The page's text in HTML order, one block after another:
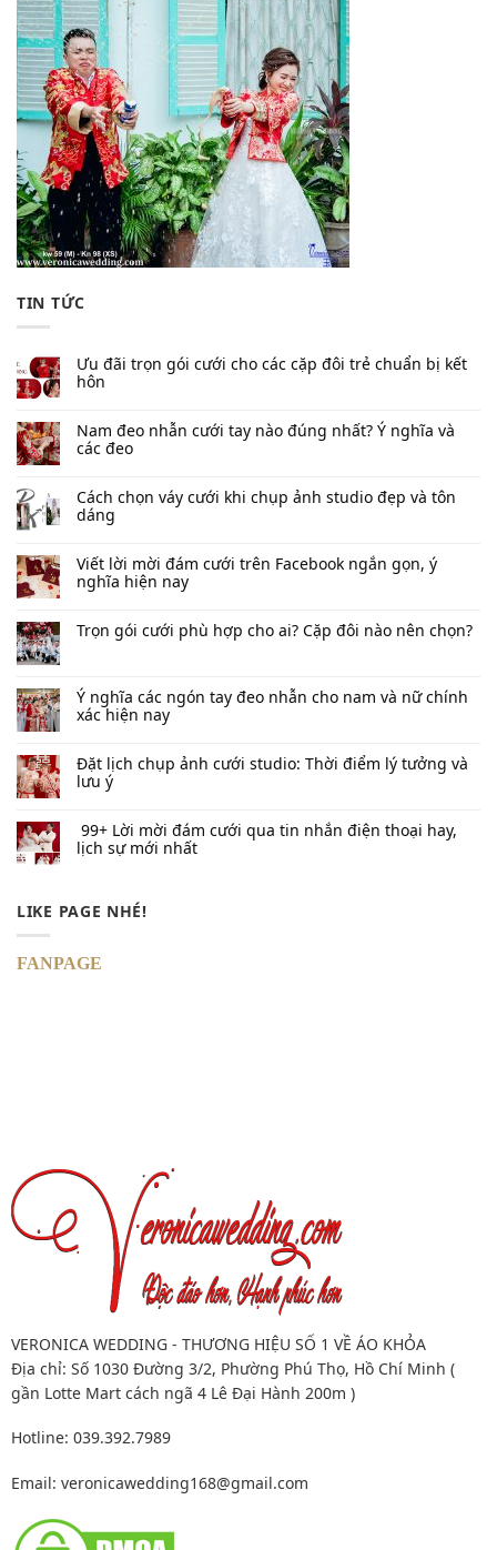
TIN TỨC
Ưu đãi trọn gói cưới cho các cặp đôi trẻ chuẩn bị kết
hôn
Nam đeo nhẫn cưới tay nào đúng nhất​? Ý nghĩa và
các đeo
Cách chọn váy cưới khi chụp ảnh studio đẹp và tôn
dáng
Viết lời mời đám cưới trên Facebook​ ngắn gọn, ý
nghĩa hiện nay
Trọn gói cưới phù hợp cho ai? Cặp đôi nào nên chọn?
Ý nghĩa các ngón tay đeo nhẫn cho nam và nữ chính
xác hiện nay
Đặt lịch chụp ảnh cưới studio: Thời điểm lý tưởng và
lưu ý
99+ Lời mời đám cưới qua tin nhắn​ điện thoại hay,
lịch sự mới nhất
LIKE PAGE NHÉ!
FANPAGE
VERONICA WEDDING - THƯƠNG HIỆU SỐ 1 VỀ ÁO KHỎA
Địa chỉ: Số 1030 Đường 3/2, Phường Phú Thọ, Hồ Chí Minh (
gần Lotte Mart cách ngã 4 Lê Đại Hành 200m )
Hotline: 039.392.7989
Email: veronicawedding168@gmail.com